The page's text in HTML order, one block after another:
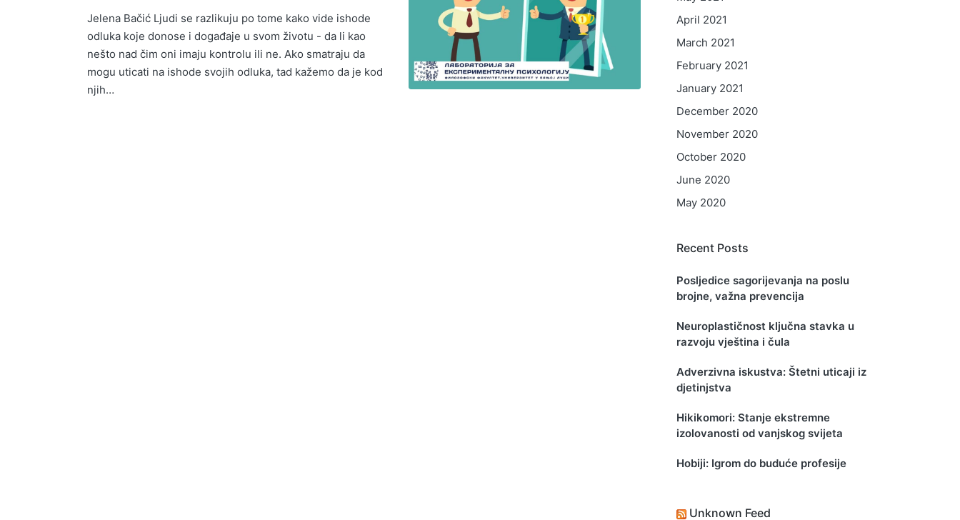
Jelena Bačić Ljudi se razlikuju po tome kako vide ishode
odluka koje donose i događaje u svom životu - da li kao
nešto nad čim oni imaju kontrolu ili ne. Ako smatraju da
mogu uticati na ishode svojih odluka, tad kažemo da je kod
njih…
April 2021
March 2021
February 2021
January 2021
December 2020
November 2020
October 2020
June 2020
May 2020
Recent Posts
Posljedice sagorijevanja na poslu
brojne, važna prevencija
Neuroplastičnost ključna stavka u
razvoju vještina i čula
Adverzivna iskustva: Štetni uticaji iz
djetinjstva
Hikikomori: Stanje ekstremne
izolovanosti od vanjskog svijeta
Hobiji: Igrom do buduće profesije
Unknown Feed